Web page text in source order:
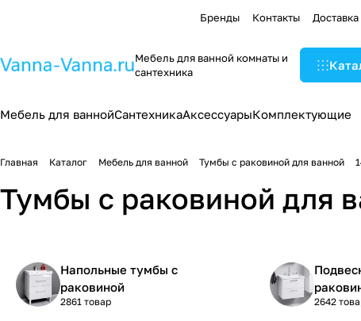
Бренды Контакты Доставка
Мебель для ванной комнаты и
сантехника
Мебель для ваннойСантехникаАксессуарыКомплектующие
Главная Каталог Мебель для ванной Тумбы с раковиной для ванной
Тумбы с раковиной для
Напольные тумбы с
раковиной
2861 товар 2642